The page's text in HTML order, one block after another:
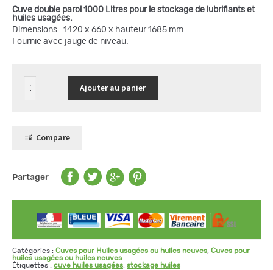
Cuve double paroi 1000 Litres pour le stockage de lubrifiants et
huiles usagées.
Dimensions : 1420 x 660 x hauteur 1685 mm.
Fournie avec jauge de niveau.
quantité
de
stockage
CFPE
(Intégrale)
Ajouter au panier
Compare
Partager
Catégories : Cuves pour Huiles usagées ou huiles neuves Cuves pour
huiles usagées ou huiles neuves
Étiquettes : cuve huiles usagées stockage huiles